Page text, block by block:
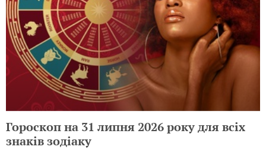
Гороскоп на 31 липня 2026 року для всіх
знаків зодіаку